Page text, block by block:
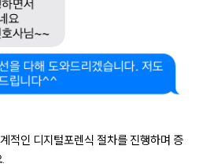
적인 디지털포렌식 절차를 진행하며 증